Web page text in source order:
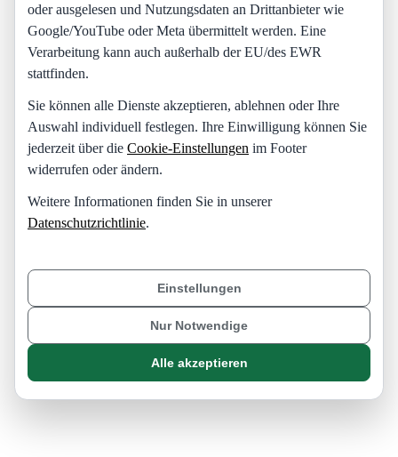
oder ausgelesen und Nutzungsdaten an Drittanbieter wie
Google/YouTube oder Meta übermittelt werden. Eine
Verarbeitung kann auch außerhalb der EU/des EWR
stattfinden.
Sie können alle Dienste akzeptieren, ablehnen oder Ihre
Auswahl individuell festlegen. Ihre Einwilligung können Sie
jederzeit über die Cookie-Einstellungen im Footer
widerrufen oder ändern.
Weitere Informationen finden Sie in unserer
Datenschutzrichtlinie.
Einstellungen
Nur Notwendige
Alle akzeptieren